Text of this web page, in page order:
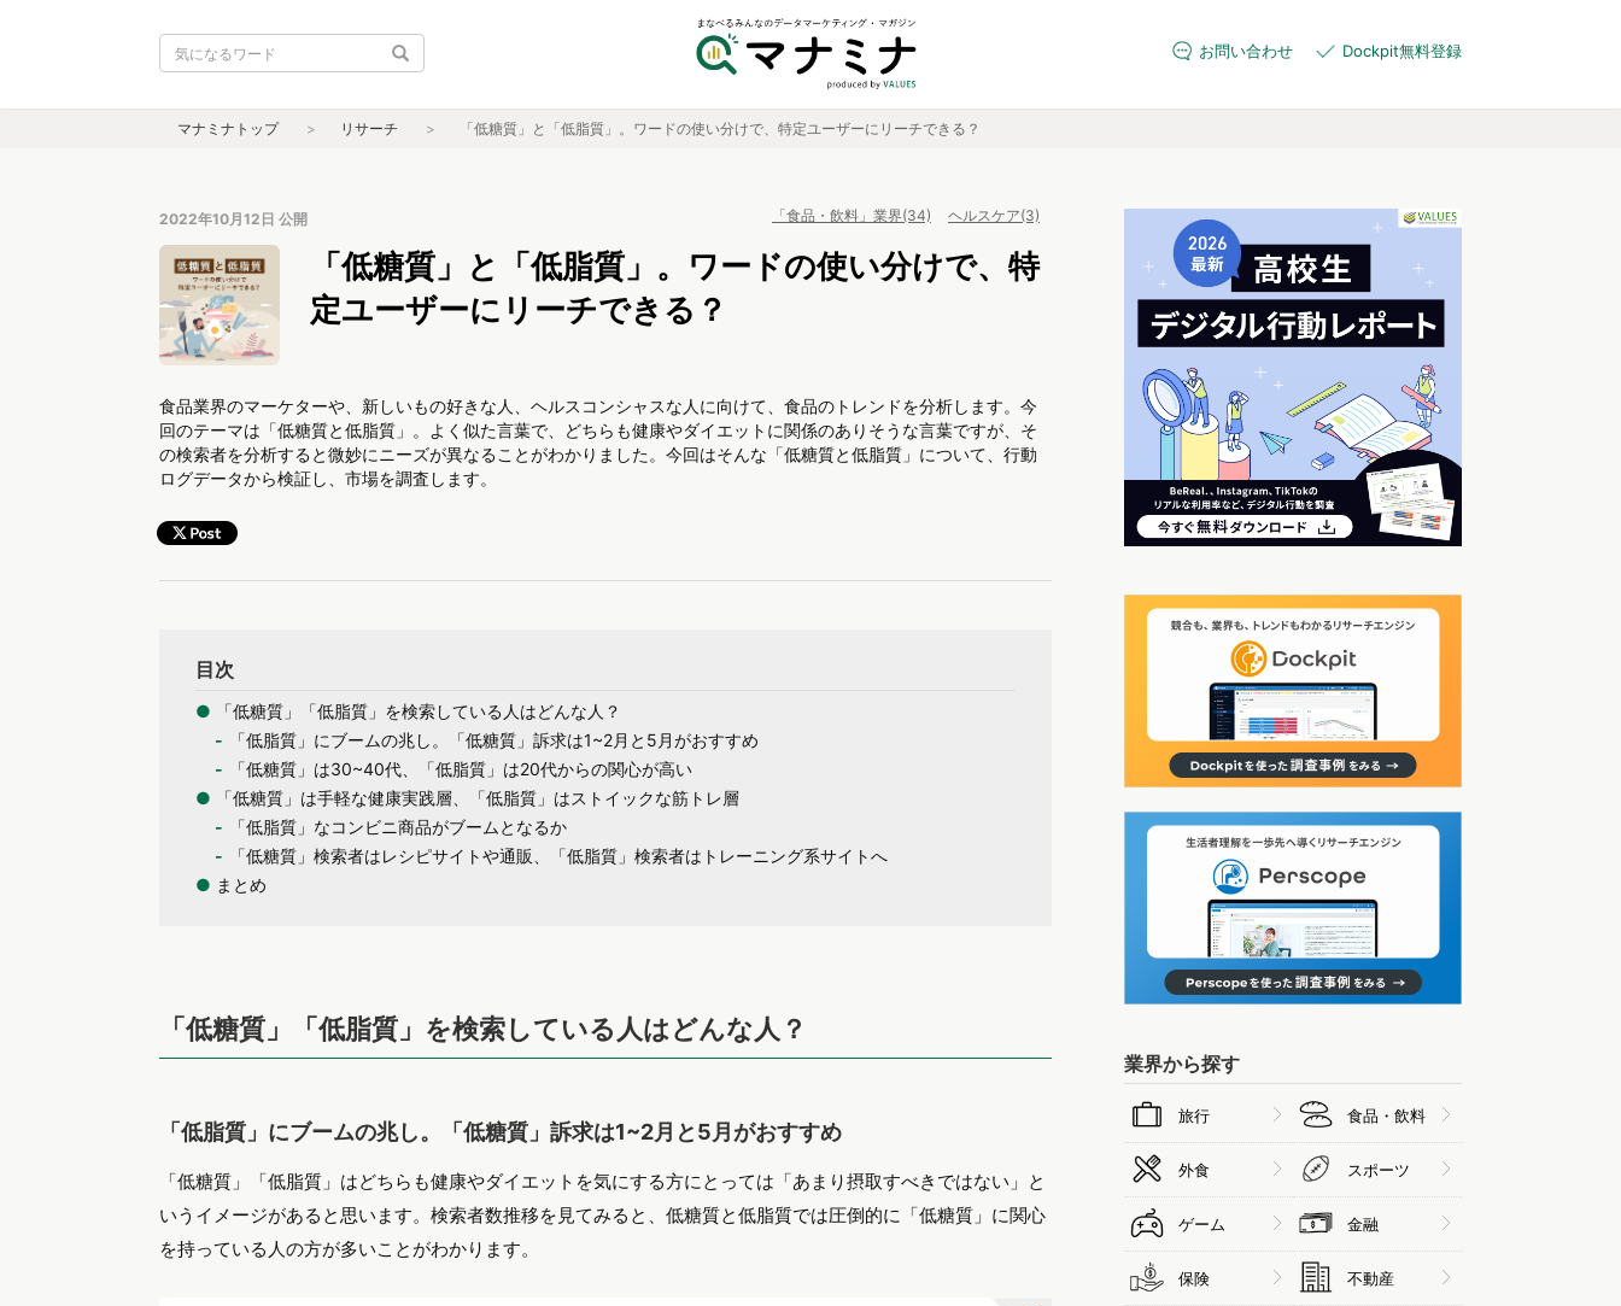
お問い合わせ Dockpit無料登録
マナミナトップ リサーチ 「低糖質」と「低脂質」。ワードの使い分けで、特定ユーザーにリーチできる？
2022年10月12日 公開 「食品・飲料」業界(34) ヘルスケア(3)
「低糖質」と「低脂質」。ワードの使い分けで、特
定ユーザーにリーチできる？
食品業界のマーケターや、新しいもの好きな人、ヘルスコンシャスな人に向けて、食品のトレンドを分析します。今
回のテーマは「低糖質と低脂質」。よく似た言葉で、どちらも健康やダイエットに関係のありそうな言葉ですが、そ
の検索者を分析すると微妙にニーズが異なることがわかりました。今回はそんな「低糖質と低脂質」について、行動
ログデータから検証し、市場を調査します。
目次
● 「低糖質」「低脂質」を検索している人はどんな人？
「低脂質」にブームの兆し。「低糖質」訴求は1~2月と5月がおすすめ
「低糖質」は30~40代、「低脂質」は20代からの関心が高い
● 「低糖質」は手軽な健康実践層、「低脂質」はストイックな筋トレ層
「低脂質」なコンビニ商品がブームとなるか
「低糖質」検索者はレシピサイトや通販、「低脂質」検索者はトレーニング系サイトへ
● まとめ
「低糖質」「低脂質」を検索している人はどんな人？
「低脂質」にブームの兆し。「低糖質」訴求は1~2月と5月がおすすめ
「低糖質」「低脂質」はどちらも健康やダイエットを気にする方にとっては「あまり摂取すべきではない」と
いうイメージがあると思います。検索者数推移を見てみると、低糖質と低脂質では圧倒的に「低糖質」に関心
を持っている人の方が多いことがわかります。
業界から探す
旅行 食品・飲料
外食 スポーツ
ゲーム 金融
保険 不動産